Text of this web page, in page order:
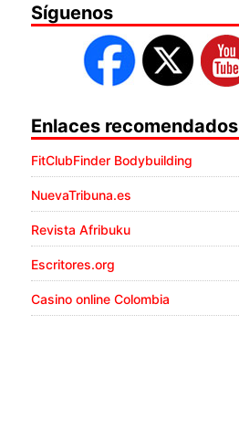
Síguenos
Enlaces recomendados
FitClubFinder Bodybuilding
NuevaTribuna.es
Revista Afribuku
Escritores.org
Casino online Colombia